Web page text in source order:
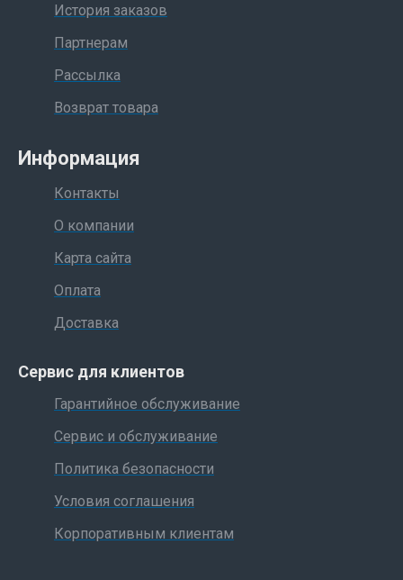
История заказов
Партнерам
Рассылка
Возврат товара
Информация
Контакты
О компании
Карта сайта
Оплата
Доставка
Сервис для клиентов
Гарантийное обслуживание
Сервис и обслуживание
Политика безопасности
Условия соглашения
Корпоративным клиентам